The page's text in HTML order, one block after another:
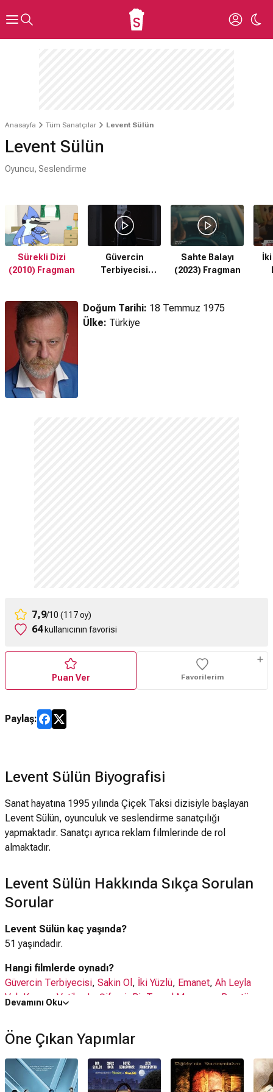
Anasayfa Tüm Sanatçılar Levent Sülün
Levent Sülün
Oyuncu, Seslendirme
Sürekli Dizi
(2010) Fragman
Güvercin
Terbiyecisi
Sahte Balayı
(2023) Fragman
Doğum Tarihi: 18 Temmuz 1975
Ülke: Türkiye
7,9/10 (117 oy)
64kullanıcının favorisi
Puan Ver Favorilerim
Paylaş:
Levent Sülün Biyografisi
Sanat hayatına 1995 yılında Çiçek Taksi dizisiyle başlayan
Levent Sülün, oyunculuk ve seslendirme sanatçılığı
yapmaktadır. Sanatçı ayrıca reklam filmlerinde de rol
almaktadır.
Levent Sülün Hakkında Sıkça Sorulan
Sorular
Levent Sülün kaç yaşında?
51 yaşındadır.
Hangi filmlerde oynadı?
Güvercin Terbiyecisi, Sakin Ol , İki Yüzlü, Emanet, Ah Leyla
Vah Kerem, Vatikan'ın Şifresi: Bir Temel Macerası
Prestij
Hangi dizilerde oynadı?
Gölgedekiler
Kurşun Bilal
Dudaktan Kalbe ,Kurtlar Vadisi Pusu, Acemi Cadı,ve 10 daha
fazlası
Devamını Oku
Öne Çıkan Yapımlar